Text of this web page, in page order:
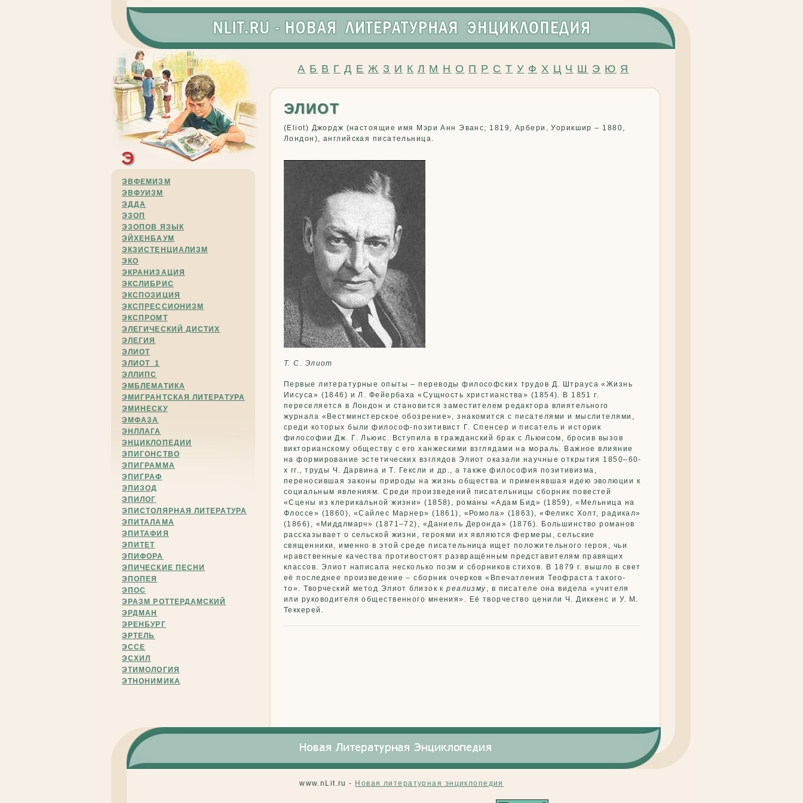
Э
ЭВФЕМИЗМ
ЭВФУИЗМ
ЭДДА
ЭЗОП
ЭЗОПОВ ЯЗЫК
ЭЙХЕНБАУМ
ЭКЗИСТЕНЦИАЛИЗМ
ЭКО
ЭКРАНИЗАЦИЯ
ЭКСЛИБРИС
ЭКСПОЗИЦИЯ
ЭКСПРЕССИОНИЗМ
ЭКСПРОМТ
ЭЛЕГИЧЕСКИЙ ДИСТИХ
ЭЛЕГИЯ
ЭЛИОТ
ЭЛИОТ_1
ЭЛЛИПС
ЭМБЛЕМАТИКА
ЭМИГРАНТСКАЯ ЛИТЕРАТУРА
ЭМИНЕСКУ
ЭМФАЗА
ЭНЛЛАГА
ЭНЦИКЛОПЕДИИ
ЭПИГОНСТВО
ЭПИГРАММА
ЭПИГРАФ
ЭПИЗОД
ЭПИЛОГ
ЭПИСТОЛЯРНАЯ ЛИТЕРАТУРА
ЭПИТАЛАМА
ЭПИТАФИЯ
ЭПИТЕТ
ЭПИФОРА
ЭПИЧЕСКИЕ ПЕСНИ
ЭПОПЕЯ
ЭПОС
ЭРАЗМ РОТТЕРДАМСКИЙ
ЭРДМАН
ЭРЕНБУРГ
ЭРТЕЛЬ
ЭССЕ
ЭСХИЛ
ЭТИМОЛОГИЯ
ЭТНОНИМИКА
А Б В Г Д Е Ж З И К Л М Н О П Р С Т У Ф Х Ц Ч Ш Э Ю Я
ЭЛИОТ
(Eliot) Джордж (настоящие имя Мэри Анн Эванс; 1819, Арбери, Уорикшир – 1880,
Лондон), английская писательница.
Т. С. Элиот
Первые литературные опыты – переводы философских трудов Д. Штрауса «Жизнь
Иисуса» (1846) и Л. Фейербаха «Сущность христианства» (1854). В 1851 г.
переселяется в Лондон и становится заместителем редактора влиятельного
журнала «Вестминстерское обозрение», знакомится с писателями и мыслителями,
среди которых были философ-позитивист Г. Спенсер и писатель и историк
философии Дж. Г. Льюис. Вступила в гражданский брак с Льюисом, бросив вызов
викторианскому обществу с его ханжескими взглядами на мораль. Важное влияние
на формирование эстетических взглядов Элиот оказали научные открытия 1850–60-
х гг., труды Ч. Дарвина и Т. Гексли и др., а также философия позитивизма,
переносившая законы природы на жизнь общества и применявшая идею эволюции к
социальным явлениям. Среди произведений писательницы сборник повестей
«Сцены из клерикальной жизни» (1858), романы «Адам Бид» (1859), «Мельница на
Флоссе» (1860), «Сайлес Марнер» (1861), «Ромола» (1863), «Феликс Холт, радикал»
(1866), «Миддлмарч» (1871–72), «Даниель Деронда» (1876). Большинство романов
рассказывает о сельской жизни, героями их являются фермеры, сельские
священники, именно в этой среде писательница ищет положительного героя, чьи
нравственные качества противостоят развращённым представителям правящих
классов. Элиот написала несколько поэм и сборников стихов. В 1879 г. вышло в свет
её последнее произведение – сборник очерков «Впечатления Теофраста такого-
то». Творческий метод Элиот близок креализму, в писателе она видела «учителя
или руководителя общественного мнения». Её творчество ценили Ч. Диккенс и У. М.
Теккерей.
www.nLit.ru - Новая литературная энциклопедия